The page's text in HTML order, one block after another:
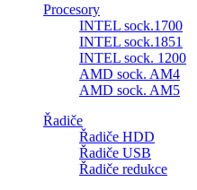
Procesory
INTEL sock.1700
INTEL sock.1851
INTEL sock. 1200
AMD sock. AM4
AMD sock. AM5
Řadiče
Řadiče HDD
Řadiče USB
Řadiče redukce